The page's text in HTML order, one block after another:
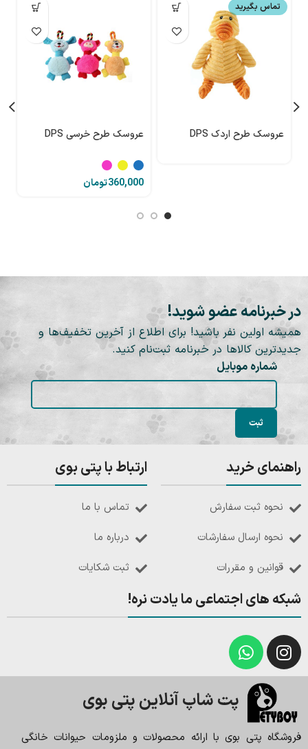
تماس بگیرید
عروسک طرح اردک DPS عروسک طرح خرسی DPS
تومان
در خبرنامه عضو شوید!
همیشه اولین نفر باشید! برای اطلاع از آخرین تخفیف‌ها و
جدیدترین کالاها در خبرنامه ثبت‌نام کنید.
شماره موبایل
راهنمای خرید
نحوه ثبت سفارش
نحوه ارسال سفارشات
قوانین و مقررات
ارتباط با پتی بوی
تماس با ما
درباره ما
ثبت شکایات
شبکه های اجتماعی ما یادت نره!
پت شاپ آنلاین پتی بوی
فروشگاه پتی بوی با ارائه محصولات و ملزومات حیوانات خانگی